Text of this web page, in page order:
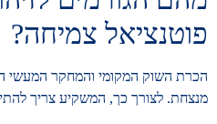
פוטנציאל צמיחה?
הכרת השוק המקומי והמחקר המעשי
מנצחת. לצורך כך, המשקיע צריך